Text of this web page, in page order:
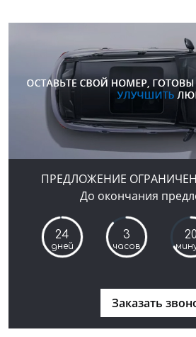
ПРЕДЛОЖЕНИЕ
До окончания
24
дней
3
часов
20
Заказать